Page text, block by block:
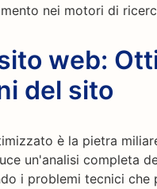
nei motori di
web:
del sito
è la pietra
un'analisi completa
i problemi tecnici